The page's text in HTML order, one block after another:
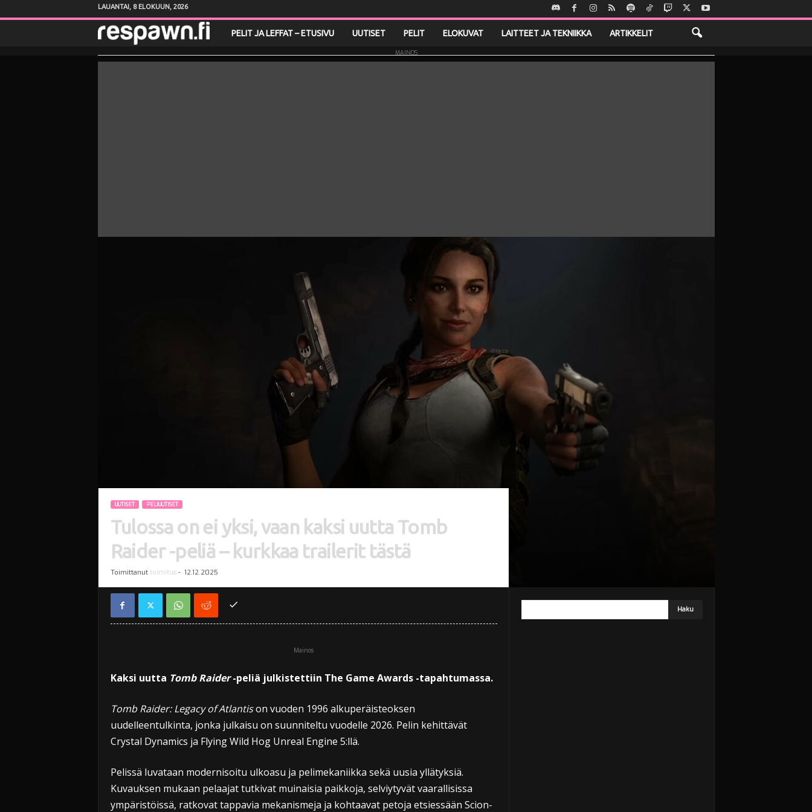
LAUANTAI, 8 ELOKUUN, 2026
e
PELIT JA LEFFAT – ETUSIVU UUTISET PELIT ELOKUVAT LAITTEET JA TEKNIIKKA ARTIKKELIT
MAINOS
UUTISET PELIUUTISET
Tulossa on ei yksi, vaan kaksi uutta Tomb
Raider -peliä – kurkkaa trailerit tästä
Toimittanut toimitus- 12.12.2025
Mainos
Kaksi uutta Tomb Raider-peliä julkistettiin The Game Awards -tapahtumassa.
Tomb Raider: Legacy of Atlantison vuoden 1996 alkuperäisteoksen
uudelleentulkinta, jonka julkaisu on suunniteltu vuodelle 2026. Pelin kehittävät
Crystal Dynamics ja Flying Wild Hog Unreal Engine 5:llä.
Pelissä luvataan modernisoitu ulkoasu ja pelimekaniikka sekä uusia yllätyksiä.
Kuvauksen mukaan pelaajat tutkivat muinaisia paikkoja, selviytyvät vaarallisissa
ympäristöissä, ratkovat tappavia mekanismeja ja kohtaavat petoja etsiessään Scion-